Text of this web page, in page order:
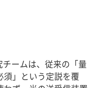
ームは、従来の「量
」という定説を覆